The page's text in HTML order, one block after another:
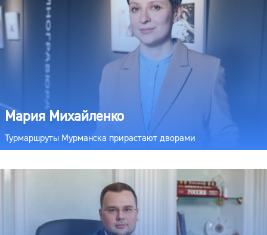
Мария Михайленко
Турмаршруты Мурманска прирастают дворами